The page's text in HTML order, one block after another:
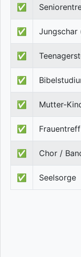
✅
✅ Jungschar
✅
✅
✅ Mutter-
✅ Frauentreff
✅ Chor /
✅ Seelsorge